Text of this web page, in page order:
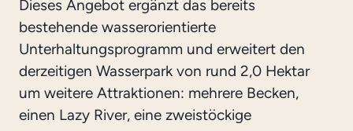
Dieses Angebot ergänzt das bereits
bestehende wasserorientierte
Unterhaltungsprogramm und erweitert den
derzeitigen Wasserpark von rund 2,0 Hektar
um weitere Attraktionen: mehrere Becken,
einen Lazy River, eine zweistöckige